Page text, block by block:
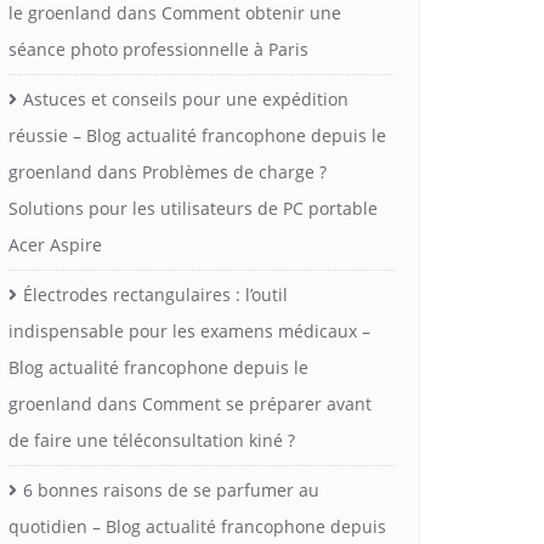
le groenland dans Comment obtenir une
séance photo professionnelle à Paris
Astuces et conseils pour une expédition
réussie – Blog actualité francophone depuis le
groenland dans Problèmes de charge ?
Solutions pour les utilisateurs de PC portable
Acer Aspire
Électrodes rectangulaires : l’outil
indispensable pour les examens médicaux –
Blog actualité francophone depuis le
groenland dans Comment se préparer avant
de faire une téléconsultation kiné ?
6 bonnes raisons de se parfumer au
quotidien – Blog actualité francophone depuis